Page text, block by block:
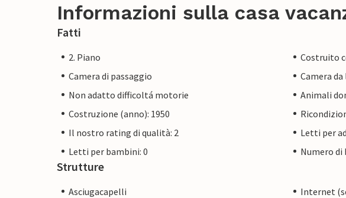
Informazioni sulla casa
Fatti
2. Piano
Costruito
Camera di passaggio
Camera
Non adatto difficoltá motorie
Animali
Costruzione (anno): 1950
Il nostro rating di qualità: 2
Letti per
Letti per bambini: 0
Numero di
Strutture
Asciugacapelli
Internet